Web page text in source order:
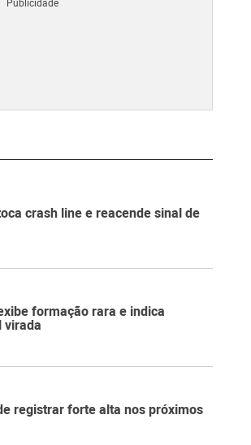
crash line e reacende sinal de
formação rara e indica
virada
registrar forte alta nos próximos